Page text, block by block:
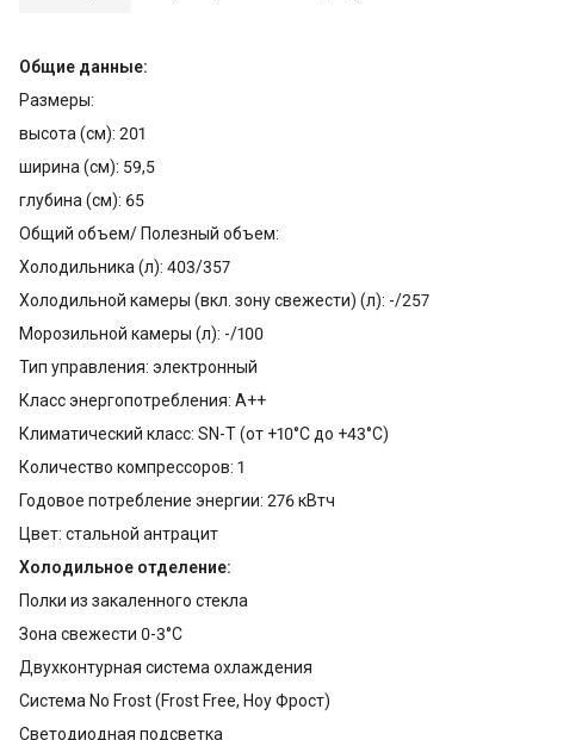
Общие данные:
Размеры:
высота (см): 201
ширина (см): 59,5
глубина (см): 65
Общий объем/ Полезный объем:
Холодильника (л): 403/357
Холодильной камеры (вкл. зону свежести) (л): -/257
Морозильной камеры (л): -/100
Тип управления: электронный
Класс энергопотребления: A++
Климатический класс: SN-T (от +10°С до +43°С)
Количество компрессоров: 1
Годовое потребление энергии: 276 кВтч
Цвет: стальной антрацит
Холодильное отделение:
Полки из закаленного стекла
Зона свежести 0-3°C
Двухконтурная система охлаждения
Система No Frost (Frost Free, Ноу Фрост)
Светодиодная подсветка